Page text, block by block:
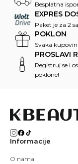
Besplatna
EXPRES
Paket je za 2
POKLON
Svaka
PROSLAVI
Registruj se i
poklone!
Informacije
O nama